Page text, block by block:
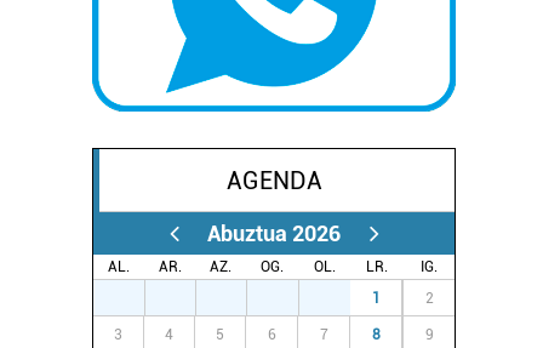
AGENDA
Abuztua 2026
AL. AR. AZ. OG. OL. LR.
IG.
1 2
3 4 5 6 7 8 9